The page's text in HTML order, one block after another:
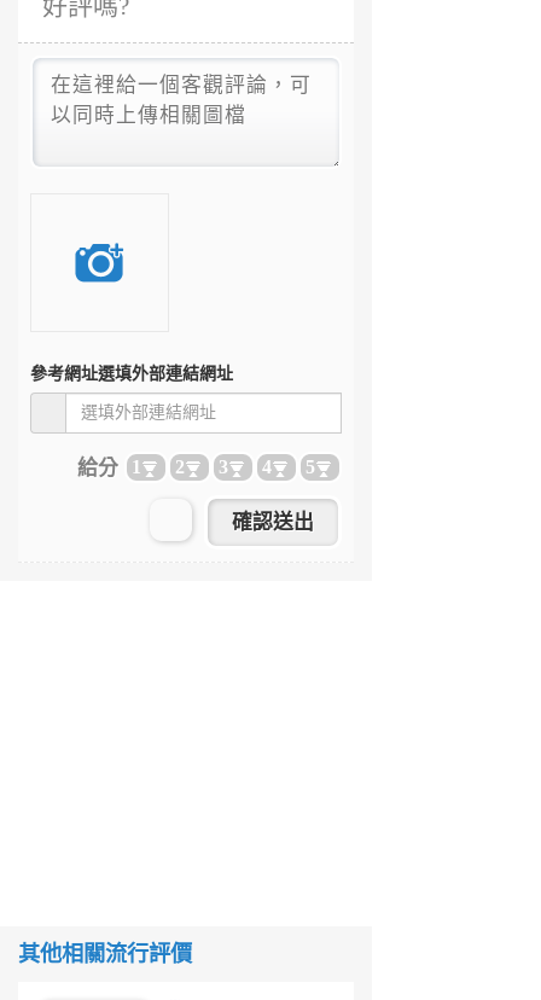
好評嗎?
參考網址選填外部連結網址
給分 1 2 3 4 5
其他相關流行評價